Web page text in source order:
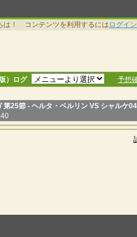
は！ コンテンツを利用するには ログイン
）ログ 予想
第25節 - ヘルタ・ベルリン VS シャルケ04